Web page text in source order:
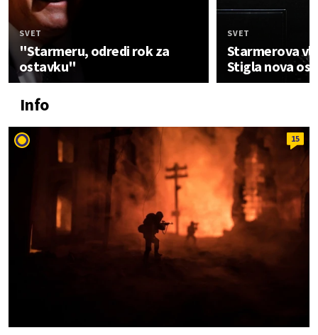
SVET
"Starmeru, odredi rok za
ostavku"
SVET
Starmerova
Stigla nova
Info
15